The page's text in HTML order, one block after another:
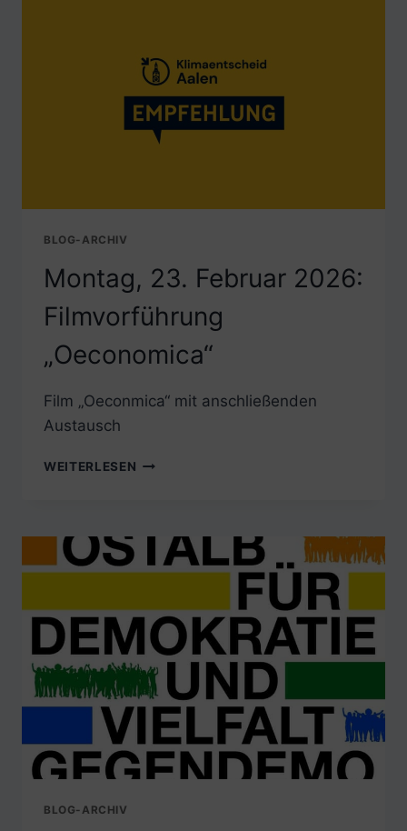
BLOG-ARCHIV
Montag, 23. Februar 2026:
Filmvorführung
„Oeconomica“
Film „Oeconmica“ mit anschließenden
Austausch
WEITERLESEN MONTAG,
FILMVORFÜHRUNG
„OECONOMICA“
BLOG-ARCHIV